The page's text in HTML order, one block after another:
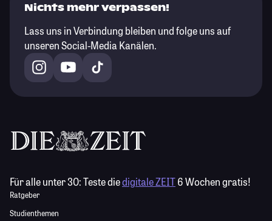
Nichts mehr verpassen!
Lass uns in Verbindung bleiben und folge uns auf
unseren Social-Media Kanälen.
Für alle unter 30:Teste diedigitale ZEIT6 Wochen gratis!
Ratgeber
Studienthemen